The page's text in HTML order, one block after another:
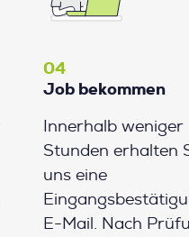
04
Job bekommen
Innerhalb weniger
Stunden erhalten
uns eine
E-Mail. Nach